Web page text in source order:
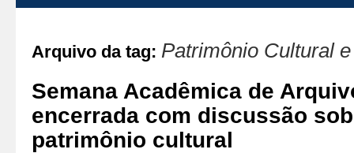
Arquivo da tag: Patrimônio Cultural
Semana Acadêmica de
encerrada com discussão
patrimônio cultural